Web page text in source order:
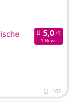
1 Bew.
102